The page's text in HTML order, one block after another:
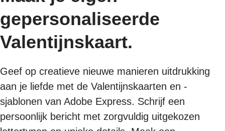
gepersonaliseerde
Valentijnskaart.
Geef op creatieve nieuwe manieren uitdrukking
aan je liefde met de Valentijnskaarten en -
sjablonen van Adobe Express. Schrijf een
persoonlijk bericht met zorgvuldig uitgekozen